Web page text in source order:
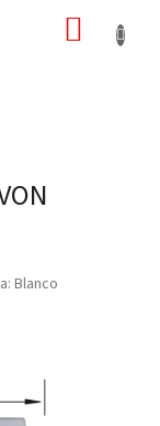
Blanco